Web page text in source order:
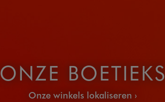
ONZE BOETIEKS
Onze winkels lokaliseren